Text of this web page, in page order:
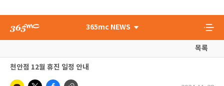
365mc NEWS
목록
천안점 12월 휴진 일정 안내